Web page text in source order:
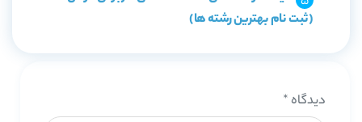
(ثبت نام بهترین رشته ها)
دیدگاه *